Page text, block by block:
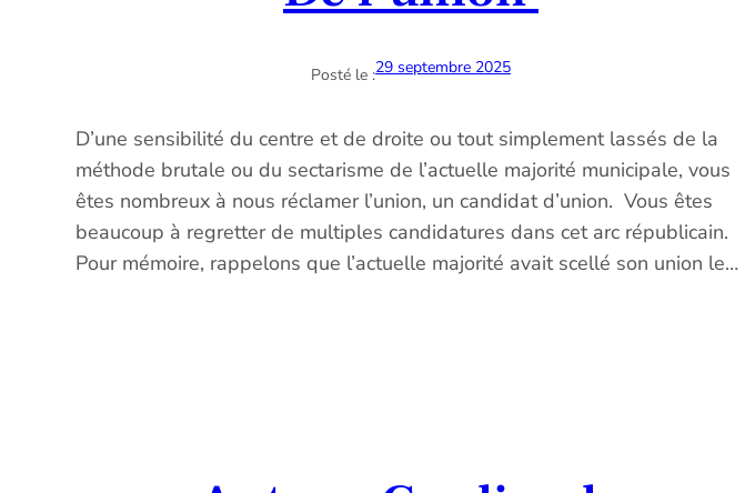
Posté le :29 septembre 2025
D’une sensibilité du centre et de droite ou tout simplement lassés de la
méthode brutale ou du sectarisme de l’actuelle majorité municipale, vous
êtes nombreux à nous réclamer l’union, un candidat d’union. Vous êtes
beaucoup à regretter de multiples candidatures dans cet arc républicain.
Pour mémoire, rappelons que l’actuelle majorité avait scellé son union le…